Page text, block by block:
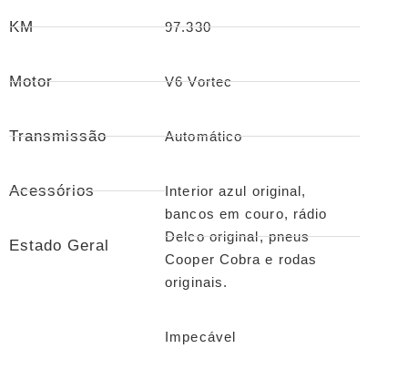
KM
Motor
Transmissão
Acessórios
Estado Geral
97.330
V6 Vortec
Automático
Interior azul original,
bancos em couro, rádio
Delco original, pneus
Cooper Cobra e rodas
originais.
Impecável